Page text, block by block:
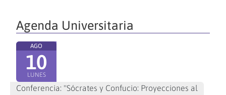
Agenda Universitaria
AGO
10
LUNES
Conferencia: "Sócrates y Confucio: Proyecciones al